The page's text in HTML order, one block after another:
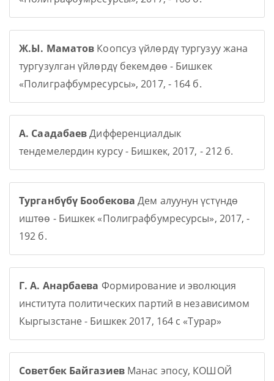
Ж.Ы. Маматов Коопсуз үйлөрдү тургузуу жана
тургузулган үйлөрдү бекемдөө - Бишкек
«Полиграфбумресурсы», 2017, - 164 б.
А. СаадабаевДифференциалдык
тендемелердин курсу - Бишкек, 2017, - 212 б.
Турганбүбү Бообекова Дем алуунун үстүндө
иштөө - Бишкек «Полиграфбумресурсы», 2017, -
192 б.
Г. А. Анарбаева Формирование и эволюция
института политических партий в независимом
Кыргызстане - Бишкек 2017, 164 с «Турар»
Советбек БайгазиевМанас эпосу, КОШОЙ